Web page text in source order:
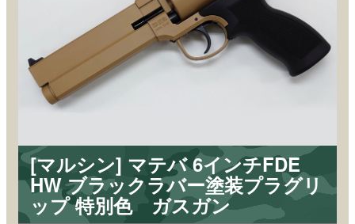
[マルシン] マテバ 6インチFDE
HW ブラックラバー塗装プラグリ
ップ 特別色 ガスガン